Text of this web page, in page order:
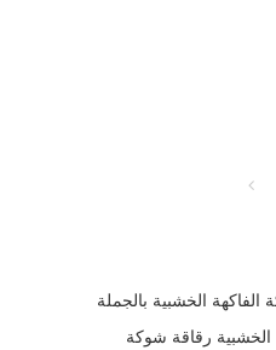
الفاكهة الخشبية بالجملة
الخشبية رقاقة شوكة